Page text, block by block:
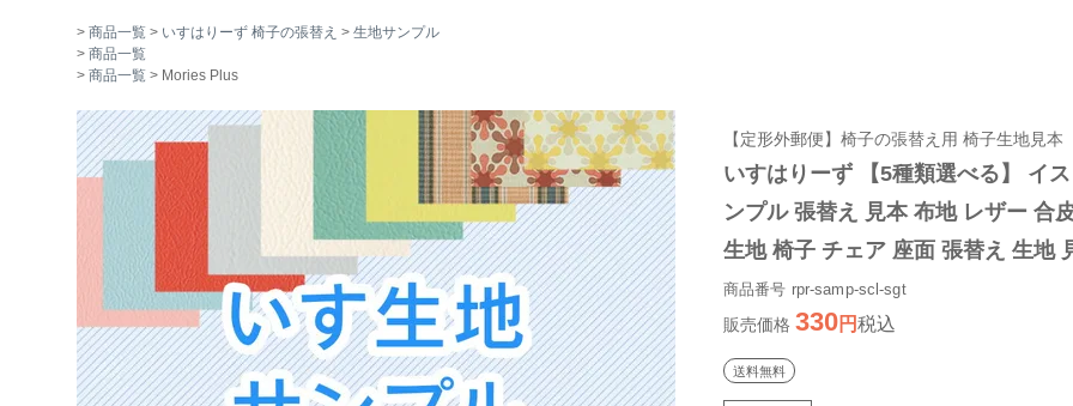
商品一覧 いすはりーず 椅子の張替え
生地サンプル
商品一覧
商品一覧
Mories Plus
【定形外郵便】椅子の張替え用 椅子生地見本
いすはりーず 【5種類選べる】 イ
ンプル 張替え 見本 布地 レザー
生地 椅子 チェア 座面 張替え 生地
張り替え 座面張替 いす DIY 椅子張
りかえ 椅子の張り替え 椅子の張替
商品番号 rpr-samp-scl-sgt
販売価格 330 税込
送料無料